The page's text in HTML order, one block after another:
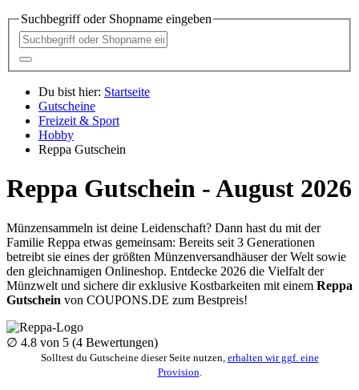
Suchbegriff oder Shopname eingeben
Du bist hier: Startseite
Gutscheine
Freizeit & Sport
Hobby
Reppa Gutschein
Reppa Gutschein - August 2026
Münzensammeln ist deine Leidenschaft? Dann hast du mit der
Familie Reppa etwas gemeinsam: Bereits seit 3 Generationen
betreibt sie eines der größten Münzenversandhäuser der Welt sowie
den gleichnamigen Onlineshop. Entdecke 2026 die Vielfalt der
Münzwelt und sichere dir exklusive Kostbarkeiten mit einem Reppa
Gutschein von COUPONS.DE zum Bestpreis!
∅ 4.8 von 5 (4 Bewertungen)
Solltest du Gutscheine dieser Seite nutzen, erhalten wir ggf. eine
Provision